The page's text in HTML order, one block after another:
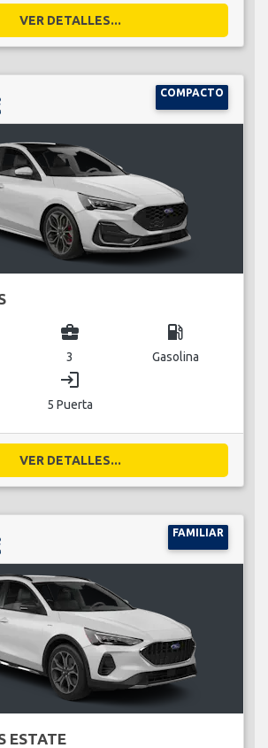
VER DETALLES...
COMPACTO
business_center
3
local_gas_station
Gasolina
login
5 Puerta
VER DETALLES...
FAMILIAR
ESTATE